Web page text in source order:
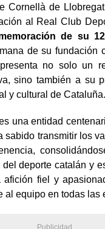
Cornellà de
al Real Club
de su
de su fundación
no solo un
sino también a su
y cultural de Cataluña.
una entidad
sabido transmitir los
deporte catalán y
fiel y
al equipo en todas las